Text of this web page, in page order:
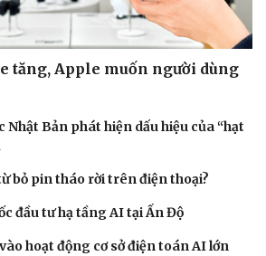
tăng, Apple muốn người dùng
Nhật Bản phát hiện dấu hiệu của “hạt
bỏ pin tháo rời trên điện thoại?
đầu tư hạ tầng AI tại Ấn Độ
hoạt động cơ sở điện toán AI lớn